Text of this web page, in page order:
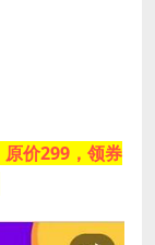
原价299，领券